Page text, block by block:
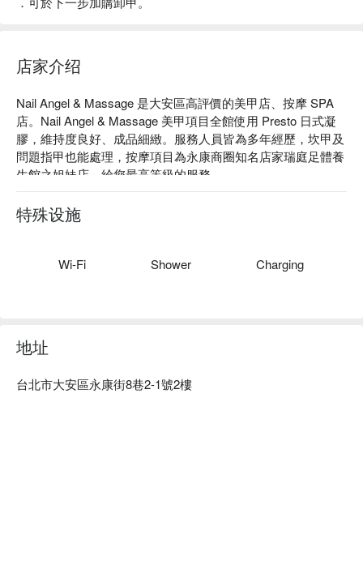
店家介绍
Nail Angel & Massage 是大安區高評價的美甲店、按摩 SPA
店。Nail Angel & Massage 美甲項目全館使用 Presto 日式凝
膠，維持度良好、成品細緻。服務人員皆為多年經歷，坎甲及
問題指甲也能處理，按摩項目為永康商圈知名店家瑞庭足體養
生館之姐妹店，給您最高等級的服務。
Nail Angel & Massage 服務：提供美甲、按摩等服務。
Nail Angel & Massage 推薦：貴婦級的服務以及舒適、奢華裝
潢，Nail Angel & Massage 長期為多位藝人服務，隱密度高、
Nail Angel & Massage 預約、Nail Angel & Massage 價格立刻
特殊设施
Wi-Fi Shower Charging
地址
台北市大安區永康街8巷2-1號2樓